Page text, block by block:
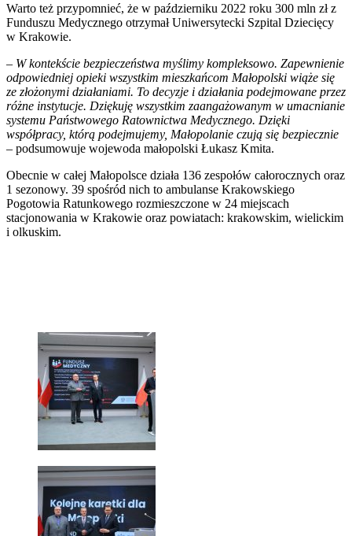
Warto też przypomnieć, że w październiku 2022 roku 300 mln zł z
Funduszu Medycznego otrzymał Uniwersytecki Szpital Dziecięcy
w Krakowie.
– W kontekście bezpieczeństwa myślimy kompleksowo. Zapewnienie
odpowiedniej opieki wszystkim mieszkańcom Małopolski wiąże się
ze złożonymi działaniami. To decyzje i działania podejmowane przez
różne instytucje. Dziękuję wszystkim zaangażowanym w umacnianie
systemu Państwowego Ratownictwa Medycznego. Dzięki
współpracy, którą podejmujemy, Małopolanie czują się bezpiecznie
– podsumowuje wojewoda małopolski Łukasz Kmita.
Obecnie w całej Małopolsce działa 136 zespołów całorocznych oraz
1 sezonowy. 39 spośród nich to ambulanse Krakowskiego
Pogotowia Ratunkowego rozmieszczone w 24 miejscach
stacjonowania w Krakowie oraz powiatach: krakowskim, wielickim
i olkuskim.